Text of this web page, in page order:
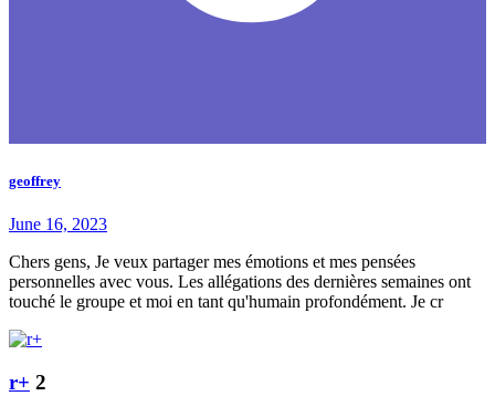
geoffrey
June 16, 2023
Chers gens, Je veux partager mes émotions et mes pensées
personnelles avec vous. Les allégations des dernières semaines ont
touché le groupe et moi en tant qu'humain profondément. Je cr
r+ 2